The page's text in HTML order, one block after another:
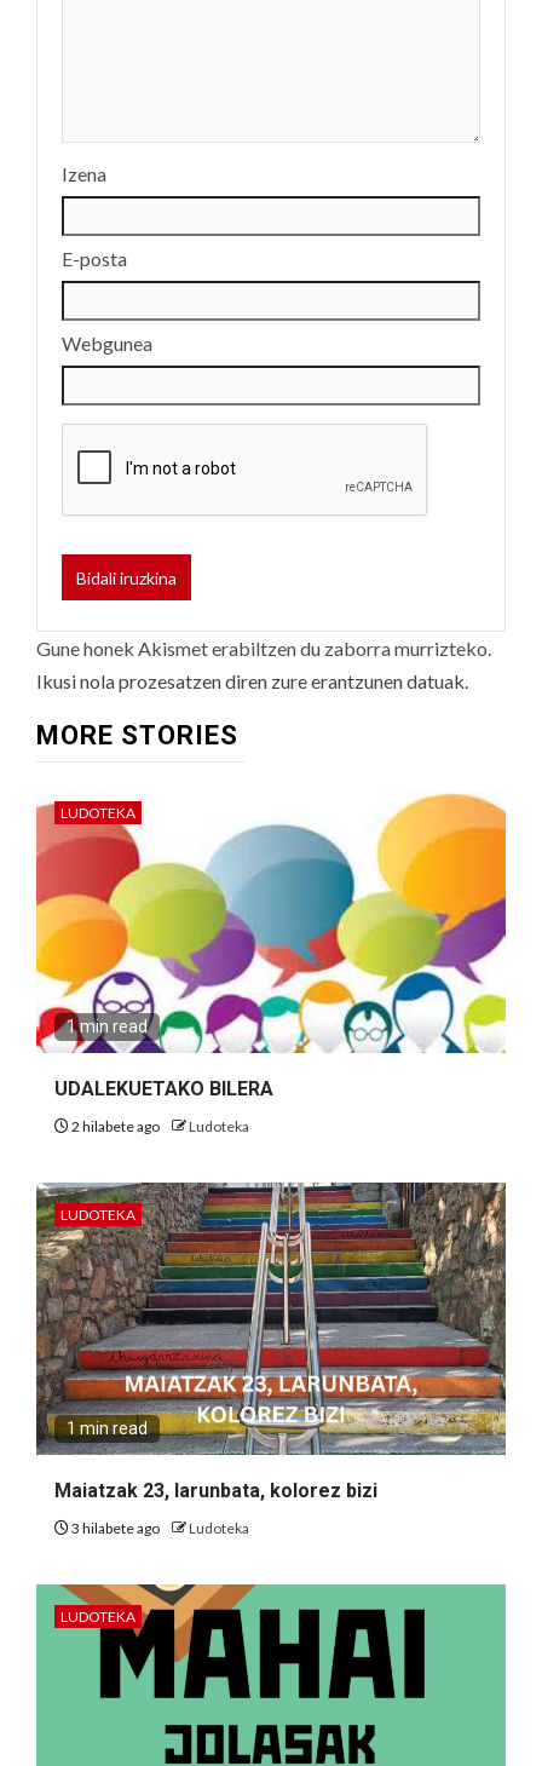
Izena
E-posta
Webgunea
Gune honek Akismet erabiltzen du zaborra murrizteko.
Ikusi nola prozesatzen diren zure erantzunen datuak.
MORE STORIES
LUDOTEKA
1 min read
UDALEKUETAKO BILERA
2 hilabete ago Ludoteka
LUDOTEKA
1 min read
Maiatzak 23, larunbata, kolorez bizi
3 hilabete ago Ludoteka
LUDOTEKA